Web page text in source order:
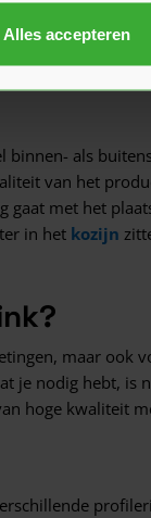
Alles accepteren
als
van het
met het
in het kozijn
maar ook
je nodig hebt, is
hoge kwaliteit